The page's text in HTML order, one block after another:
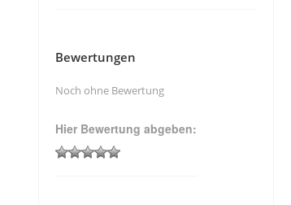
Bewertungen
Noch ohne Bewertung
Hier Bewertung abgeben: